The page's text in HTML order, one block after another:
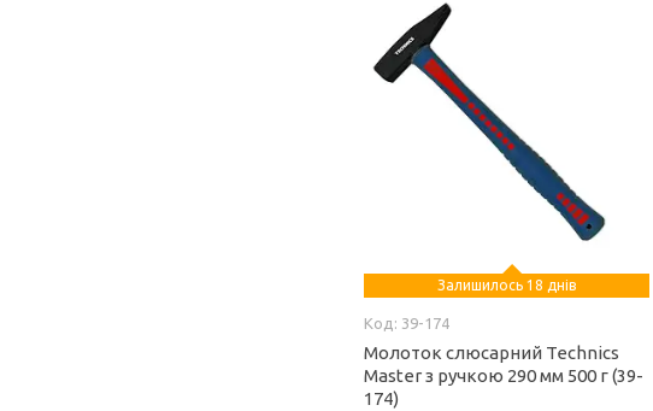
Залишилось 18 днів
39-174
Молоток слюсарний Technics
Master з ручкою 290 мм 500 г (39-
174)